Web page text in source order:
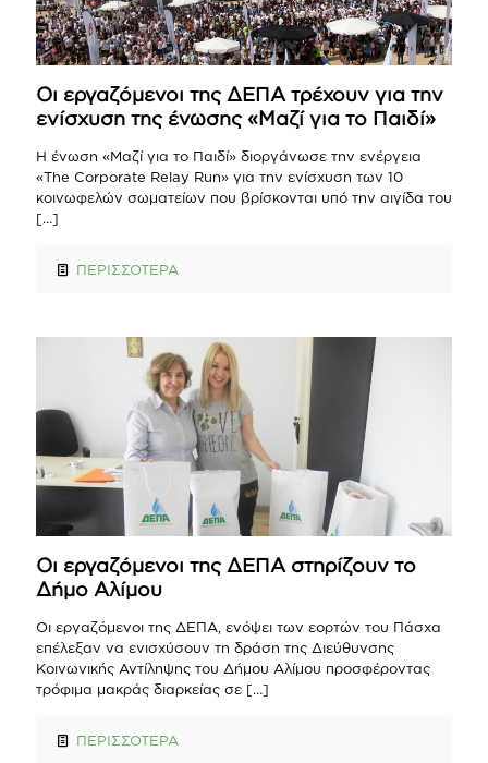
Οι εργαζόμενοι της ΔΕΠΑ τρέχουν για την
ενίσχυση της ένωσης «Μαζί για το Παιδί»
Η ένωση «Μαζί για το Παιδί» διοργάνωσε την ενέργεια
«The Corporate Relay Run» για την ενίσχυση των 10
κοινωφελών σωματείων που βρίσκονται υπό την αιγίδα του
[…]
ΠΕΡΙΣΣΟΤΕΡΑ
Οι εργαζόμενοι της ΔΕΠΑ στηρίζουν το
Δήμο Αλίμου
Οι εργαζόμενοι της ΔΕΠΑ, ενόψει των εορτών του Πάσχα
επέλεξαν να ενισχύσουν τη δράση της Διεύθυνσης
Κοινωνικής Αντίληψης του Δήμου Αλίμου προσφέροντας
τρόφιμα μακράς διαρκείας σε […]
ΠΕΡΙΣΣΟΤΕΡΑ